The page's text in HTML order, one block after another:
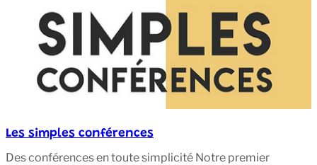
Les simples conférences
Des conférences en toute simplicité Notre premier